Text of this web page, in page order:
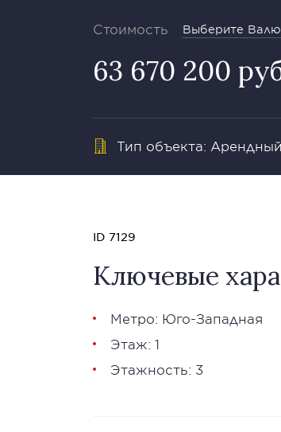
Стоимость Выберите
63 670 200
Тип объекта:
ID 7129
Ключевые
Метро: Юго-Западная
Этаж: 1
Этажность: 3